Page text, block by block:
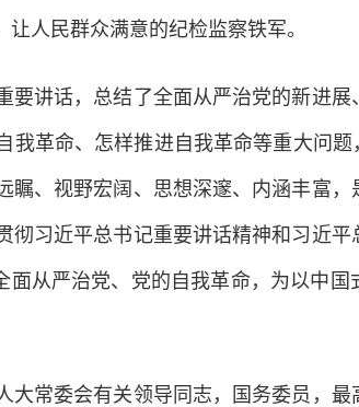
人民群众满意的纪检监察铁军。
讲话，总结了全面从严治党的新进展
革命、怎样推进自我革命等重大问
、视野宏阔、思想深邃、内涵丰富
习近平总书记重要讲话精神和习近
面从严治党、党的自我革命，为以中
委会有关领导同志，国务委员，最